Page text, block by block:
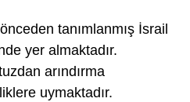
tanımlanmış İsrail
yer almaktadır.
arındırma
uymaktadır.